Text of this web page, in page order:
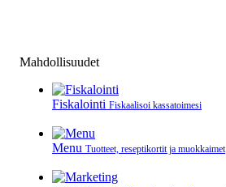
Mahdollisuudet
Fiskalointi Fiskaalisoi kassatoimesi
Menu Tuotteet, reseptikortit ja muokkaimet